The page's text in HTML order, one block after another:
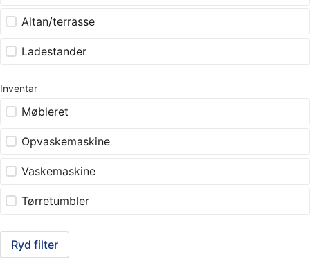
Altan/terrasse
Ladestander
Inventar
Møbleret
Opvaskemaskine
Vaskemaskine
Tørretumbler
Ryd filter